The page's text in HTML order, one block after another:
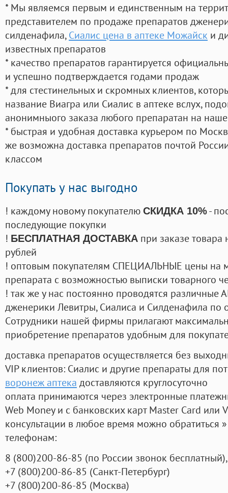
* Мы являемся первым и единственным на
представителем по продаже препаратов
силденафила, Сиалис цена в аптеке Можайск и
известных препаратов
* качество препаратов гарантируется
и успешно подтверждается годами продаж
* для стестинельных и скромных клиентов,
название Виагра или Сиалис в аптеке вслух,
анонимныого заказа любого препаратан на
* быстрая и удобная доставка курьером по
же возможна доставка препаратов почтой
классом
Покупать у нас выгодно
! каждому новому покупателю СКИДКА 10%-
последующие покупки
! БЕСПЛАТНАЯ ДОСТАВКА при заказе
рублей
! оптовым покупателям СПЕЦИАЛЬНЫЕ цены на
препарата с возможностью выписки товарного
! так же у нас постоянно проводятся
дженерики Левитры, Сиалиса и Силденафила по
Cотрудники нашей фирмы прилагают
приобретение препаратов удобным для
доставка препаратов осуществляется без
VIP клиентов: Сиалис и другие препараты для
воронеж аптека доставляются круглосуточно
оплата принимаются через электронные
Web Money и с банковских карт Master Card или
консультации в любое время можно обратиться
телефонам:
8 (800)200-86-85 (по России звонок бесплатный),
+7 (800)200-86-85 (Санкт-Петербург)
+7 (800)200-86-85 (Москва)